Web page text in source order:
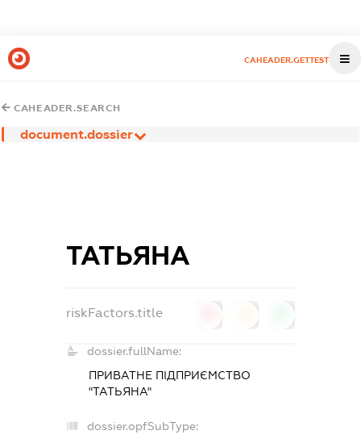
CAHEADER.GETTEST
CAHEADER.SEARCH
document.dossier
ТАТЬЯНА
riskFactors.title
dossier.fullName:
ПРИВАТНЕ ПІДПРИЄМСТВО
"ТАТЬЯНА"
dossier.opfSubType: